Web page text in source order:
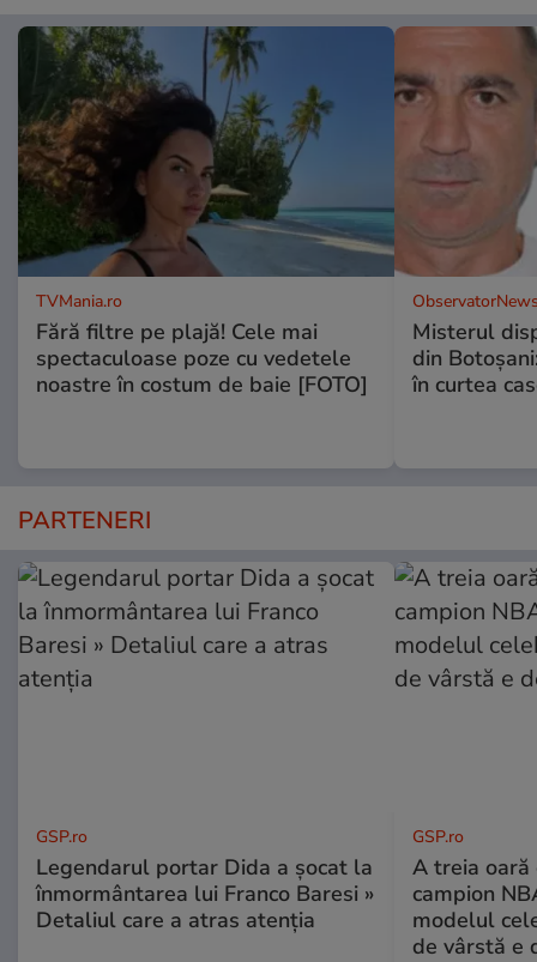
TVMania.ro
Fără filtre pe plajă! Cele mai
spectaculoase poze cu vedetele
noastre în costum de baie [FOTO]
Misterul
din
în curtea
PARTENERI
GSP.ro
Legendarul portar Dida a șocat la
înmormântarea lui Franco Baresi »
Detaliul care a atras atenția
GSP.ro
A treia oară
campion
modelul
de vârstă e